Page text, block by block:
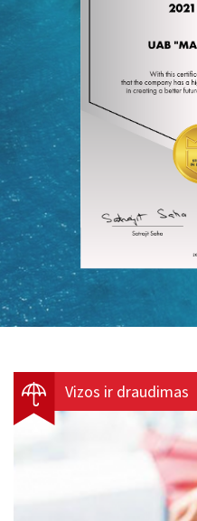
Vizos ir draudimas